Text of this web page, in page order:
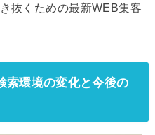
抜くための最新WEB集客
索環境の変化と今後の